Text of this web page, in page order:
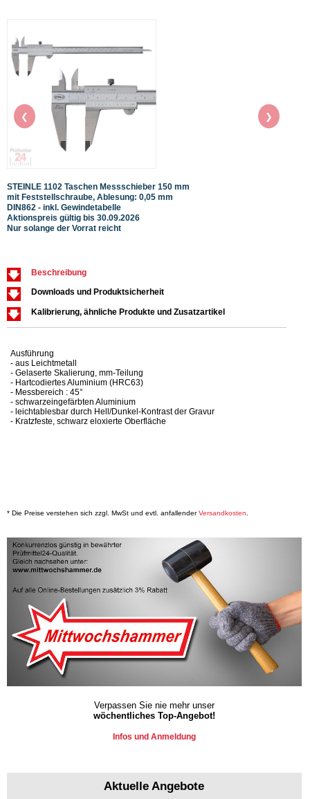
STEINLE 1102 Taschen Messschieber 150 mm
mit Feststellschraube, Ablesung: 0,05 mm
DIN862 - inkl. Gewindetabelle
Aktionspreis gültig bis 30.09.2026
Nur solange der Vorrat reicht
❮ ❯
Beschreibung
Downloads und Produktsicherheit
Kalibrierung, ähnliche Produkte und Zusatzartikel
Ausführung
- aus Leichtmetall
- Gelaserte Skalierung, mm-Teilung
- Hartcodiertes Aluminium (HRC63)
- Messbereich : 45°
- schwarzeingefärbten Aluminium
- leichtablesbar durch Hell/Dunkel-Kontrast der Gravur
- Kratzfeste, schwarz eloxierte Oberfläche
* Die Preise verstehen sich zzgl. MwSt und evtl. anfallenderVersandkosten
Verpassen Sie nie mehr unser
wöchentliches Top-Angebot!
Infos und Anmeldung
Aktuelle Angebote